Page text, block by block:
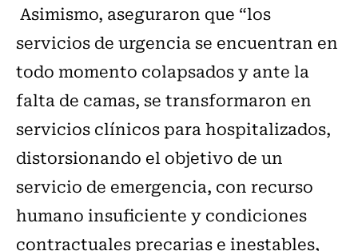
Asimismo, aseguraron que “los
servicios de urgencia se encuentran en
todo momento colapsados y ante la
falta de camas, se transformaron en
servicios clínicos para hospitalizados,
distorsionando el objetivo de un
servicio de emergencia, con recurso
humano insuficiente y condiciones
contractuales precarias e inestables,